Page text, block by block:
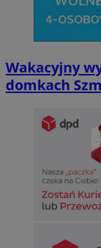
Wakacyjny
domkach